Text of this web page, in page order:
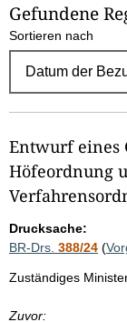
l
E
g
e
b
n
i
s
s
e
Gefundene
Sortieren nach
Entwurf eines
Höfeordnung
Drucksache:
BR-Drs. 388/24 (
Zuständiges
Zuvor: